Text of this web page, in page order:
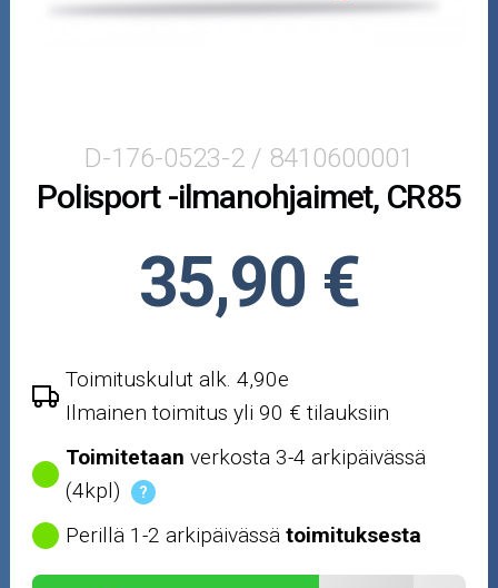
Ajovarusteet
Öljyt ja kemikaalit
Outlet-tuotteet
D-176-0523-2 / 8410600001
Polisport -ilmanohjaimet, CR85
35,90 €
Toimituskulut alk. 4,90e
Ilmainen toimitus yli 90 € tilauksiin
Toimitetaan verkosta 3-4 arkipäivässä
(4kpl)
?
Perillä 1-2 arkipäivässätoimituksesta